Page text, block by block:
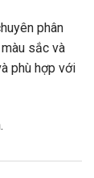
phân
sắc và
phù hợp với